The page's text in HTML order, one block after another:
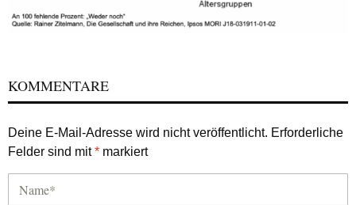
KOMMENTARE
Deine E-Mail-Adresse wird nicht veröffentlicht. Erforderliche
Felder sind mit* markiert